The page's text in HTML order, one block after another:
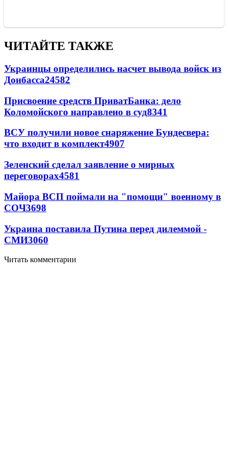
ЧИТАЙТЕ ТАКЖЕ
Украинцы определились насчет вывода войск из
Донбасса24582
Присвоение средств ПриватБанка: дело
Коломойского направлено в суд8341
ВСУ получили новое снаряжение Бундесвера:
что входит в комплект4907
Зеленский сделал заявление о мирных
переговорах4581
Майора ВСП поймали на "помощи" военному в
СОЧ3698
Украина поставила Путина перед дилеммой -
СМИ3060
Читать комментарии